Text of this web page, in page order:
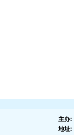
主办:
地址: